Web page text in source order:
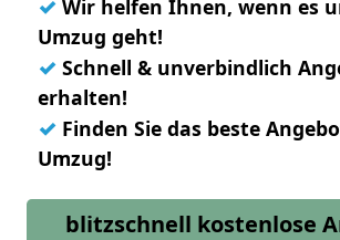
✓ Wir helfen Ihnen, wenn es
Umzug geht!
✓ Schnell & unverbindlich
erhalten!
✓ Finden Sie das beste
Umzug!
blitzschnell kostenlose